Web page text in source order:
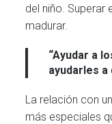
del niño. Superar
madurar.
“Ayudar a
ayudarles
La relación con
más especiales